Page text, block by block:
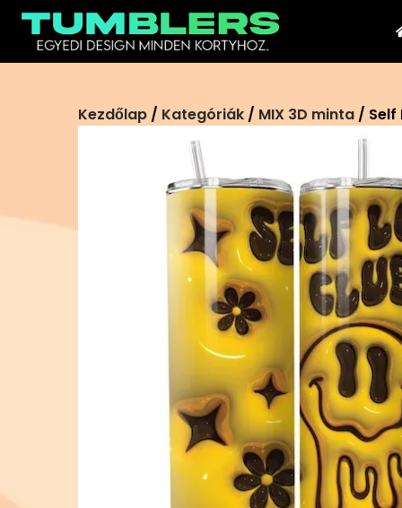
Ugrás
tartalomra
Kezdőlap / Kategóriák / MIX 3D minta / Self